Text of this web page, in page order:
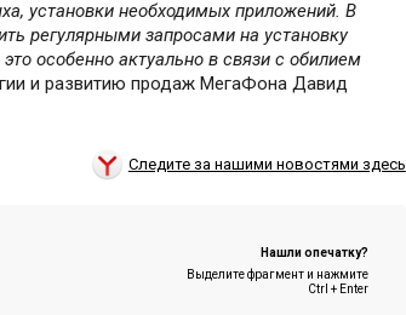
установки необходимых приложений. В
регулярными запросами на установку
особенно актуально в связи с обилием
и развитию продаж МегаФона Давид
Следите за нашими новостями здесь
Нашли опечатку?
Выделите фрагмент и нажмите
Ctrl + Enter